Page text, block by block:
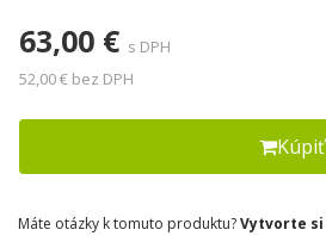
63,00 € s DPH
52,00 € bez DPH
Máte otázky k tomuto produktu?Vytvorte si